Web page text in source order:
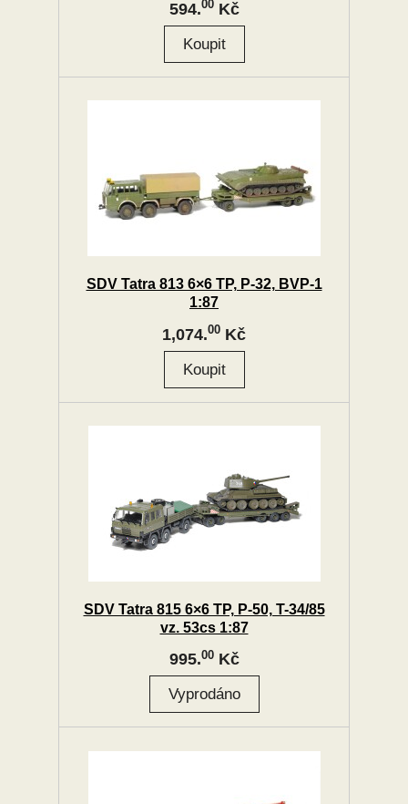
594.00Kč
SDV Tatra 813 6×6 TP, P-32, BVP-1
1:87
1,074.00 Kč
SDV Tatra 815 6×6 TP, P-50, T-34/85
vz. 53cs 1:87
995.00Kč